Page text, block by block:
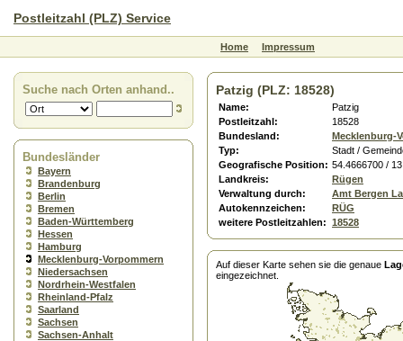
Postleitzahl (PLZ) Service
Home Impressum
Suche nach Orten anhand..
Bundesländer
Bayern
Brandenburg
Berlin
Bremen
Baden-Württemberg
Hessen
Hamburg
Mecklenburg-Vorpommern
Niedersachsen
Nordrhein-Westfalen
Rheinland-Pfalz
Saarland
Sachsen
Sachsen-Anhalt
Patzig (PLZ: 18528)
Name:
Patzig
Postleitzahl:
18528
Bundesland:
Mecklenburg-
Typ:
Stadt /
Geografische Position: 54.4666700 /
Landkreis:
Rügen
Verwaltung durch:
Amt Bergen
Autokennzeichen:
RÜG
weitere Postleitzahlen: 18528
Auf dieser Karte sehen sie die genaue
eingezeichnet.